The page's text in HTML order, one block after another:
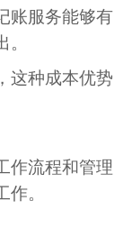
账服务能够有
这种成本优势
作流程和管理
。